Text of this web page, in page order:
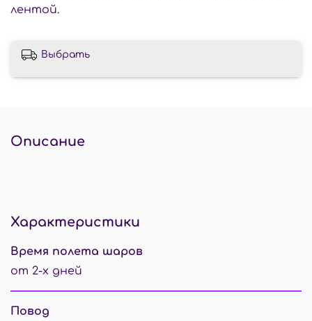
лентой.
Выбрать
Описание
Характеристики
Время полета шаров
от 2-х дней
Повод